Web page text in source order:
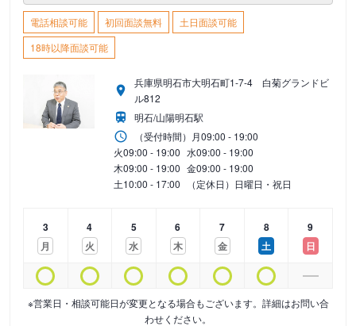
電話相談可能 初回面談無料
土日面談可能
18時以降面談可能
兵庫県明石市大明石町1-7-4 白菊グランドビ
ル812
明石/山陽明石駅
（受付時間） 月09:00 - 19:00
火09:00 - 19:00 水09:00 - 19:00
木09:00 - 19:00 金09:00 - 19:00
土10:00 - 17:00 （定休日）日曜日・祝日
3
月
4
火
5
水
6
木
7
金
8
土
9
日
※営業日・相談可能日が変更となる場合もございます。詳細はお問い合
わせください。